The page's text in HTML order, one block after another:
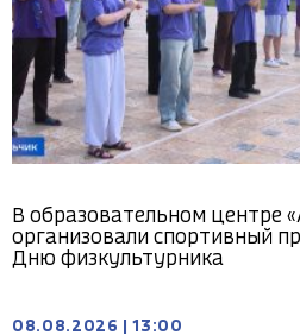
В образовательном центре
организовали спортивный
Дню физкультурника
08.08.2026 13:00